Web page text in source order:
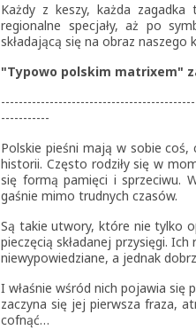
Każdy z keszy, każda
regionalne specjały, aż po
składającą się na obraz
"Typowo polskim matrixem"
-----------
Polskie pieśni mają w sobie
historii. Często rodziły się w
się formą pamięci i sprzeciwu.
gaśnie mimo trudnych czasów.
Są takie utwory, które nie tylko
pieczęcią składanej przysięgi.
niewypowiedziane, a jednak
I właśnie wśród nich pojawia
zaczyna się jej pierwsza fraza,
cofnąć…